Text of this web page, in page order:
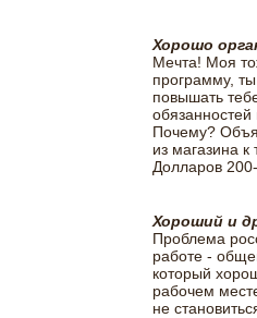
Хорошо
Мечта! Моя
программу,
повышать
Почему?
из магазина
Долларов
Хороший и
Проблема
работе -
который
рабочем
не